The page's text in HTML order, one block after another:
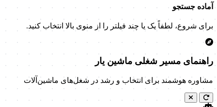
آماده جستجو
برای شروع، لطفاً یک یا چند فیلتر را از منوی بالا انتخاب کنید.
راهنمای مسیر شغلی ماشین یار
مشاوره هوشمند برای انتخاب و رشد در شغل‌های ماشین‌آلات